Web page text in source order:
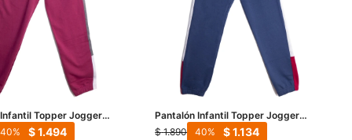
Topper Jogger
- Gris
$ 1.494
40
Pantalón Infantil Topper Jogger
Kids - Azul Marino - Gris
$ 1.890 $1.134
40